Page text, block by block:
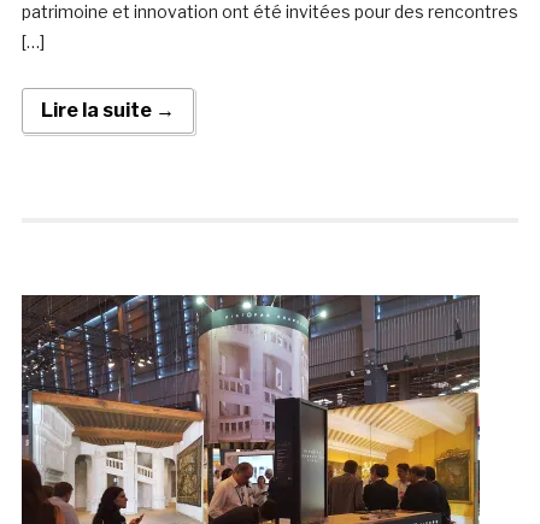
patrimoine et innovation ont été invitées pour des rencontres
[…]
Lire la suite →